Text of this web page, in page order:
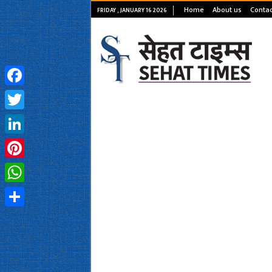
FRIDAY , JANUARY 16 2026 Home About us
Facebook
Twitter
LinkedIn
Pinterest
WhatsApp
Share